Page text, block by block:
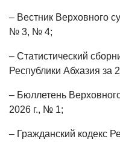
– Вестник Верховного
№ 3, № 4;
– Статистический
Республики Абхазия за
– Бюллетень
2026 г., № 1;
– Гражданский кодекс